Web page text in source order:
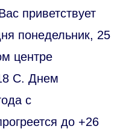
приветствует
понедельник, 25
центре
С. Днем
с
до +26